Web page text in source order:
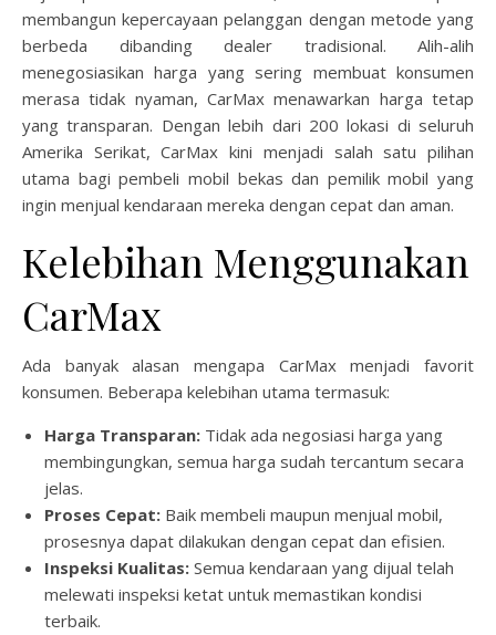
membangun kepercayaan pelanggan dengan metode yang
berbeda dibanding dealer tradisional. Alih-alih
menegosiasikan harga yang sering membuat konsumen
merasa tidak nyaman, CarMax menawarkan harga tetap
yang transparan. Dengan lebih dari 200 lokasi di seluruh
Amerika Serikat, CarMax kini menjadi salah satu pilihan
utama bagi pembeli mobil bekas dan pemilik mobil yang
ingin menjual kendaraan mereka dengan cepat dan aman.
Kelebihan Menggunakan
CarMax
Ada banyak alasan mengapa CarMax menjadi favorit
konsumen. Beberapa kelebihan utama termasuk:
Harga Transparan: Tidak ada negosiasi harga yang
membingungkan, semua harga sudah tercantum secara
jelas.
Proses Cepat: Baik membeli maupun menjual mobil,
prosesnya dapat dilakukan dengan cepat dan efisien.
Inspeksi Kualitas: Semua kendaraan yang dijual telah
melewati inspeksi ketat untuk memastikan kondisi
terbaik.